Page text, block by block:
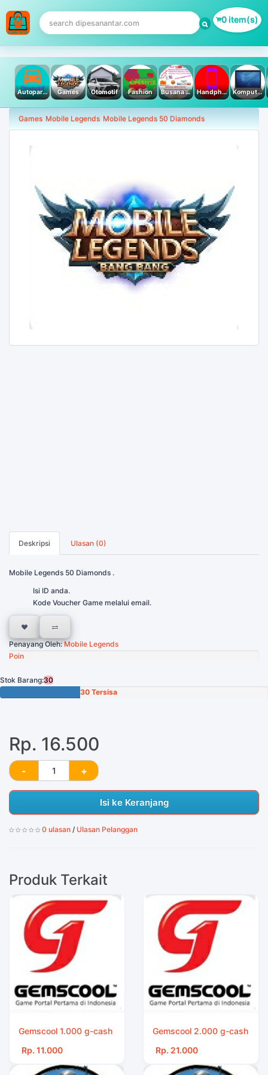
0 item(s)
Autoparts Games Otomotif Fashion Busana Muslim Handphone & Tablet Komputer PC & Laptop
Games Mobile Legends Mobile Legends 50 Diamonds
Deskripsi Ulasan (0)
Mobile Legends 50 Diamonds .
Isi ID anda.
Kode Voucher Game melalui email.
Penayang Oleh:Mobile Legends
Poin
Stok Barang:30
30 Tersisa
Rp. 16.500
Isi ke Keranjang
0 ulasan / Ulasan Pelanggan
Produk Terkait
Gemscool 1.000 g-cash
Rp. 11.000
Gemscool 2.000 g-cash
Rp. 21.000